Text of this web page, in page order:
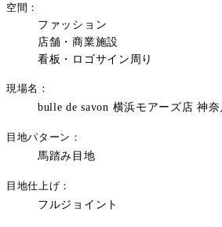
空間
ファッション
店舗・商業施設
看板・ロゴサイン周り
現場名
bulle de savon 横浜モアーズ店 神
目地パターン
馬踏み目地
目地仕上げ
フルジョイント